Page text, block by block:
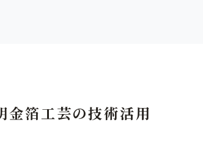
金箔工芸の技術活用